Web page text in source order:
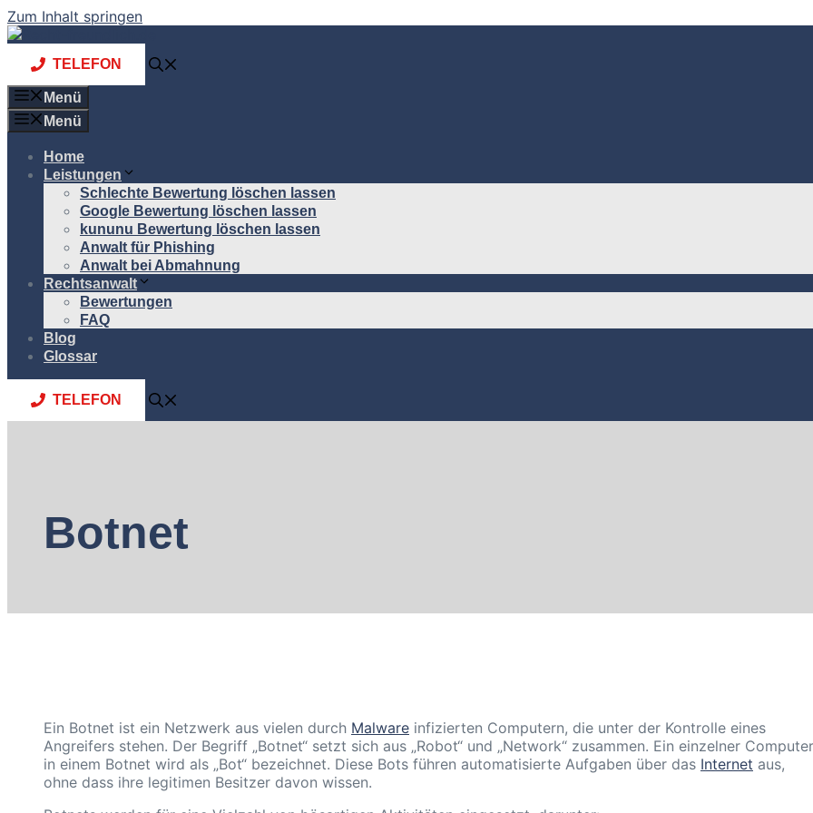
Zum Inhalt springen
TELEFON
Menü
Menü
Home
Leistungen
Schlechte Bewertung löschen lassen
Google Bewertung löschen lassen
kununu Bewertung löschen lassen
Anwalt für Phishing
Anwalt bei Abmahnung
Rechtsanwalt
Bewertungen
FAQ
Blog
Glossar
TELEFON
Botnet
Ein Botnet ist ein Netzwerk aus vielen durch Malware infizierten Computern, die unter der Kontrolle eines
Angreifers stehen. Der Begriff „Botnet“ setzt sich aus „Robot“ und „Network“ zusammen. Ein einzelner Computer
in einem Botnet wird als „Bot“ bezeichnet. Diese Bots führen automatisierte Aufgaben über das Internet aus,
ohne dass ihre legitimen Besitzer davon wissen.